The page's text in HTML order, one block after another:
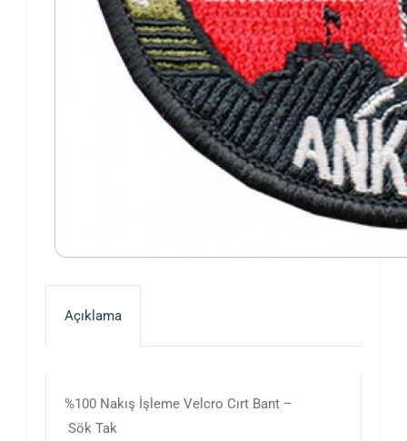
Açıklama
%100 Nakış İşleme Velcro Cırt Bant –
Sök Tak